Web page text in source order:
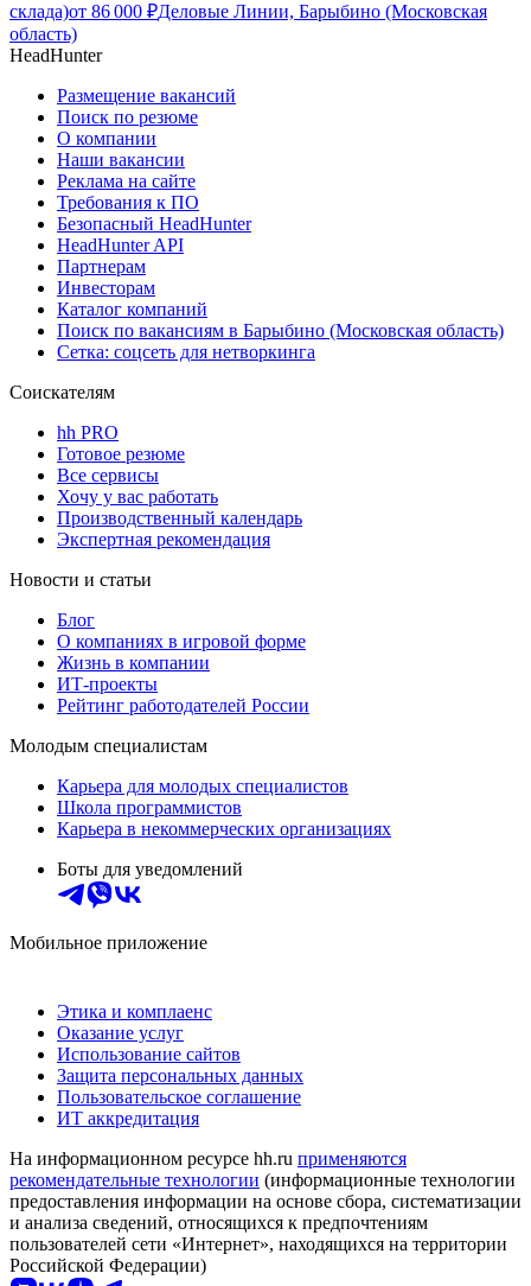
склада)от 86 000 ₽Деловые Линии, Барыбино (Московская
область)
HeadHunter
Размещение вакансий
Поиск по резюме
О компании
Наши вакансии
Реклама на сайте
Требования к ПО
Безопасный HeadHunter
HeadHunter API
Партнерам
Инвесторам
Каталог компаний
Поиск по вакансиям в Барыбино (Московская область)
Сетка: соцсеть для нетворкинга
Соискателям
hh PRO
Готовое резюме
Все сервисы
Хочу у вас работать
Производственный календарь
Экспертная рекомендация
Новости и статьи
Блог
О компаниях в игровой форме
Жизнь в компании
ИТ-проекты
Рейтинг работодателей России
Молодым специалистам
Карьера для молодых специалистов
Школа программистов
Карьера в некоммерческих организациях
Боты для уведомлений
Мобильное приложение
Этика и комплаенс
Оказание услуг
Использование сайтов
Защита персональных данных
Пользовательское соглашение
ИТ аккредитация
На информационном ресурсе hh.ru применяются
рекомендательные технологии (информационные технологии
предоставления информации на основе сбора, систематизации
и анализа сведений, относящихся к предпочтениям
пользователей сети «Интернет», находящихся на территории
Российской Федерации)